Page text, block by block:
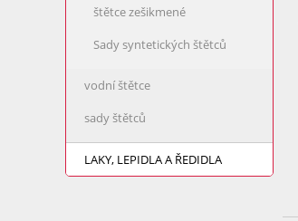
štětce zešikmené
Sady syntetických štětců
vodní štětce
sady štětců
LAKY, LEPIDLA A ŘEDIDLA